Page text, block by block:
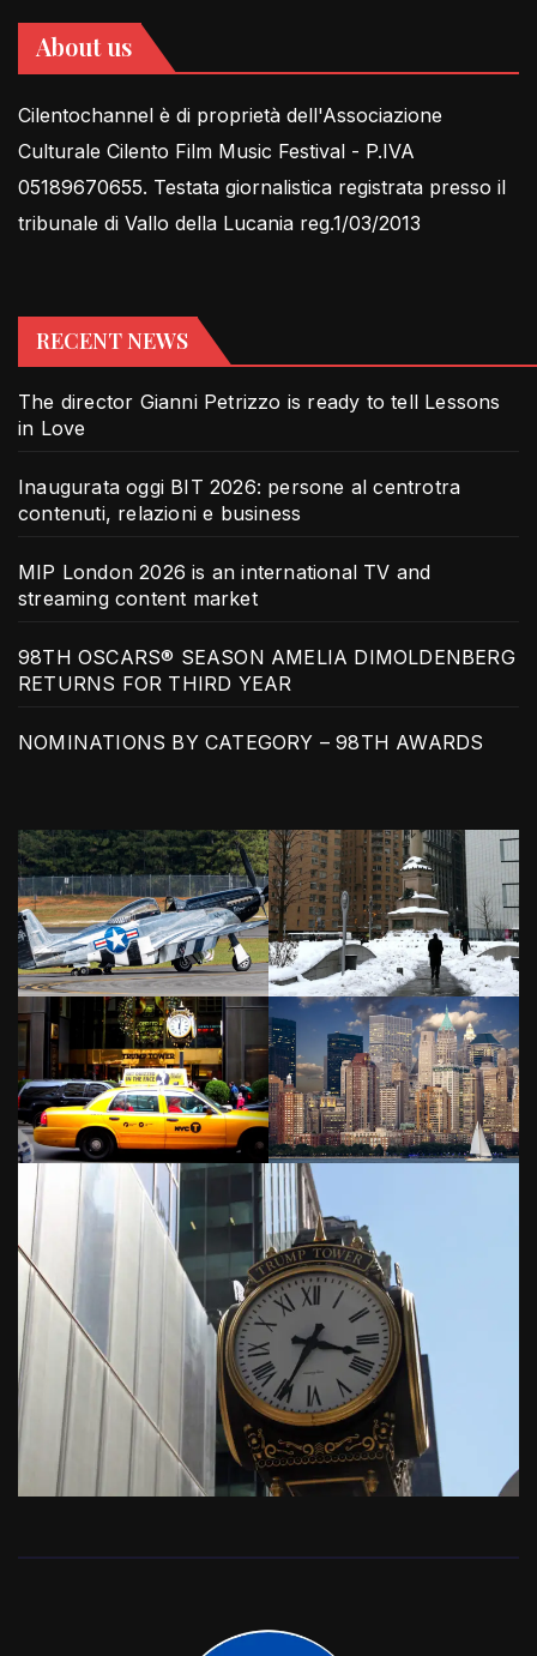
About us
Cilentochannel è di proprietà dell'Associazione
Culturale Cilento Film Music Festival - P.IVA
05189670655. Testata giornalistica registrata presso il
tribunale di Vallo della Lucania reg.1/03/2013
RECENT NEWS
The director Gianni Petrizzo is ready to tell Lessons
in Love
Inaugurata oggi BIT 2026: persone al centrotra
contenuti, relazioni e business
MIP London 2026 is an international TV and
streaming content market
98TH OSCARS® SEASON AMELIA DIMOLDENBERG
RETURNS FOR THIRD YEAR
NOMINATIONS BY CATEGORY – 98TH AWARDS